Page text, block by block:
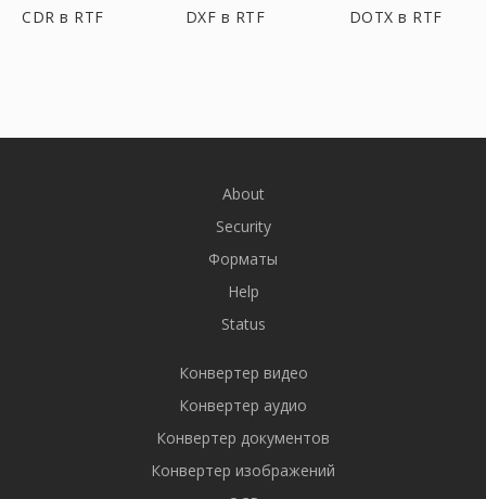
CDR в RTF DXF в RTF DOTX в RTF
About
Security
Форматы
Help
Status
Конвертер видео
Конвертер аудио
Конвертер документов
Конвертер изображений